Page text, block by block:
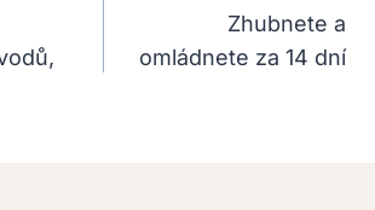
Zhubnete a
omládnete za 14 dní